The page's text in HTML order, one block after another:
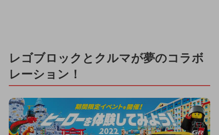
レゴブロックとクルマが夢のコラボ
レーション！